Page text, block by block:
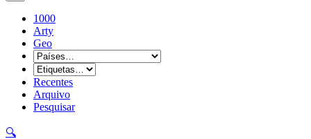
1000
Arty
Geo
Recentes
Arquivo
Pesquisar
🔍